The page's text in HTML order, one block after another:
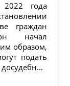
2022 года
граждан
начал
образом,
подать